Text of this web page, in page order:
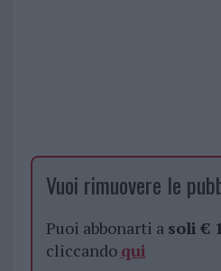
Vuoi rimuovere le
Puoi abbonarti a soli €
cliccando qui